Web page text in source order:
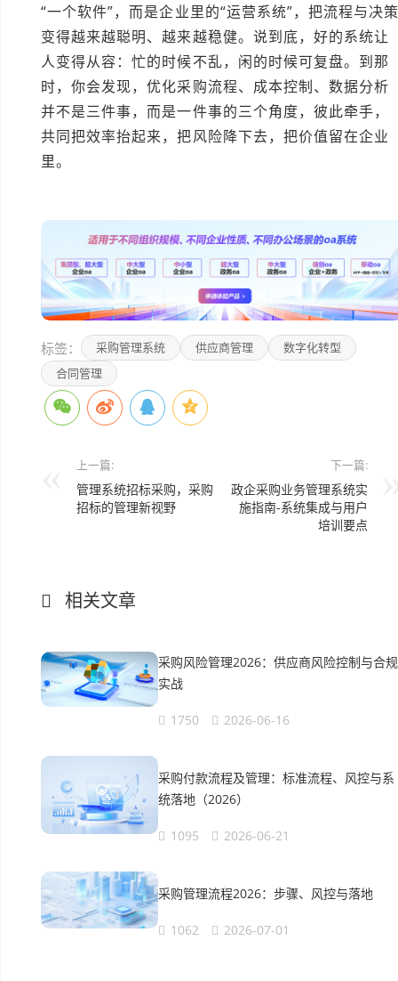
“一个软件”，而是企业里的“运营系统”，把流程与决
变得越来越聪明、越来越稳健。说到底，好的系统让
人变得从容：忙的时候不乱，闲的时候可复盘。到那
时，你会发现，优化采购流程、成本控制、数据分析
并不是三件事，而是一件事的三个角度，彼此牵手，
共同把效率抬起来，把风险降下去，把价值留在企业
里。
标签： 采购管理系统 供应商管理
数字化转型
合同管理
上一篇:
管理系统招标采购，采购
招标的管理新视野
下一篇:
政企采购业务管理系统实
施指南-系统集成与用户
培训要点
相关文章
采购风险管理2026：供应商风险控制与合规
实战
1750 2026-06-16
采购付款流程及管理：标准流程、风控与系
统落地（2026）
1095 2026-06-21
采购管理流程2026：步骤、风控与落地
1062 2026-07-01